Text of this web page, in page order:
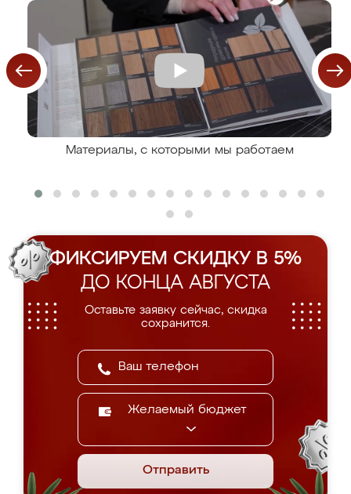
Материалы, с которыми мы работаем
ФИКСИРУЕМ СКИДКУ В 5%
ДО КОНЦА АВГУСТА
Оставьте заявку сейчас, скидка
сохранится.
Желаемый бюджет
Отправить